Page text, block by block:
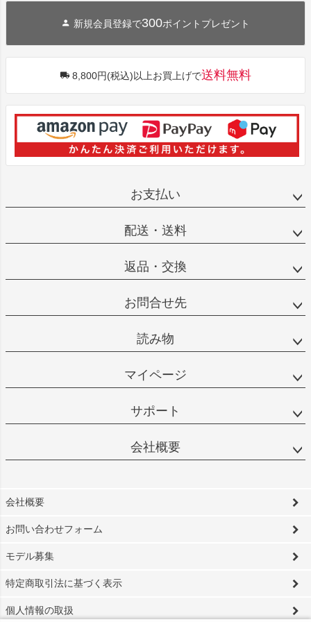
新規会員登録で300ポイントプレゼント
8,800円(税込)以上お買上げで送料無料
お支払い
配送・送料
返品・交換
お問合せ先
読み物
マイページ
サポート
会社概要
会社概要
お問い合わせフォーム
モデル募集
特定商取引法に基づく表示
個人情報の取扱